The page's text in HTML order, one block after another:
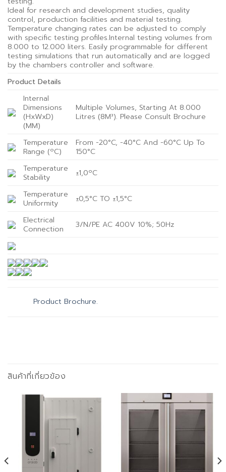
Ideal for research and development studies, quality
control, production facilities and material testing.
Temperature changing rates can be adjusted to comply
with specific testing profiles.Internal testing volumes from
8.000 to 12.000 liters. Easily programmable for different
testing simulations that run automatically and are logged
by the chambers controller and software.
Product Details
Internal
Dimensions
(HxWxD)
(MM)
Multiple Volumes, Starting At 8.000
Litres (8M³). Please Consult Brochure
Temperature
Range (ºC)
From -20°C, -40°C And -60°C Up To
150°C
Temperature
Stability
±1,0ºC
Temperature
Uniformity
±0,5°C TO ±1,5°C
Electrical
Connection
3/N/PE AC 400V 10%; 50Hz
Product Brochure.
สินค้าที่เกี่ยวข้อง